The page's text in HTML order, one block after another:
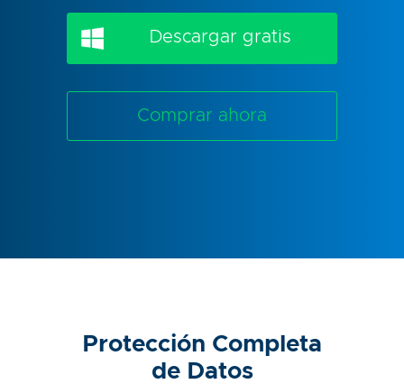
Descargar gratis
Comprar ahora
Protección Completa
de Datos